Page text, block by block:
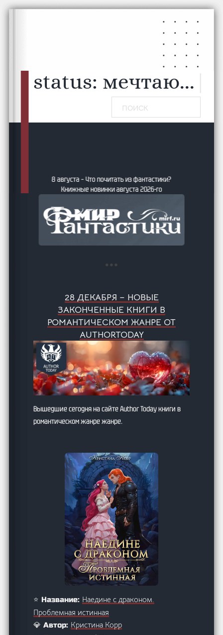
Перейти к основному содержанию
Перейти к нижнему колонтитулу
status: мечтаю... |
Поиск
8 августа – Что почитать из фантастики?
Книжные новинки августа 2026-го
28 ДЕКАБРЯ – НОВЫЕ
ЗАКОНЧЕННЫЕ КНИГИ В
РОМАНТИЧЕСКОМ ЖАНРЕ ОТ
AUTHORTODAY
Вышедшие сегодня на сайте Author Today книги в
романтическом жанре жанре.
⭐ Название: Наедине с драконом.
Проблемная истинная
💎 Автор: Кристина Корр